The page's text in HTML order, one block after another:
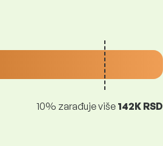
10% zarađuje više 142K RSD